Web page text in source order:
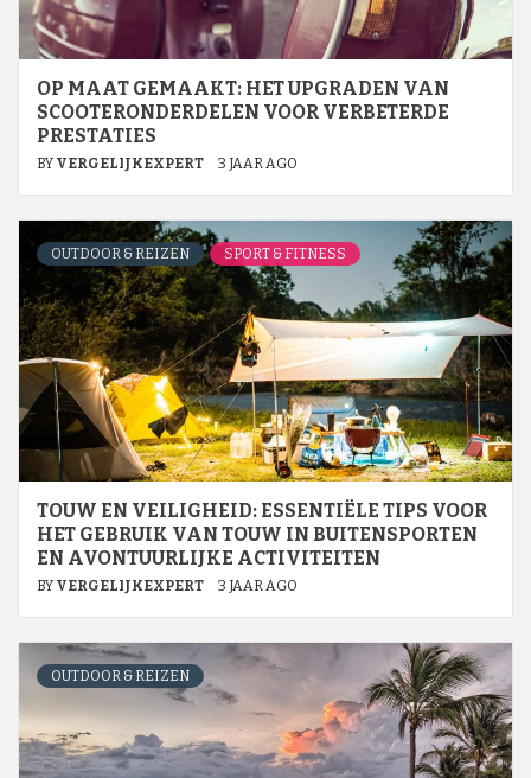
OP MAAT GEMAAKT: HET UPGRADEN VAN
SCOOTERONDERDELEN VOOR VERBETERDE
PRESTATIES
BY VERGELIJKEXPERT 3 JAAR AGO
OUTDOOR & REIZEN SPORT & FITNESS
TOUW EN VEILIGHEID: ESSENTIËLE TIPS VOOR
HET GEBRUIK VAN TOUW IN BUITENSPORTEN
EN AVONTUURLIJKE ACTIVITEITEN
BY VERGELIJKEXPERT 3 JAAR AGO
OUTDOOR & REIZEN